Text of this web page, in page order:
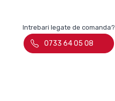
Intrebari legate de comanda?
0733 64 05 08